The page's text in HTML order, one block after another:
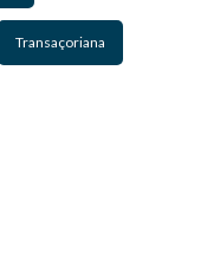
Transaçoriana